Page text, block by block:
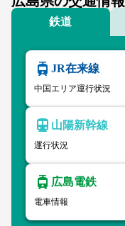
鉄道
JR在来線
中国エリア運行状況
山陽新幹線
運行状況
広島電鉄
電車情報